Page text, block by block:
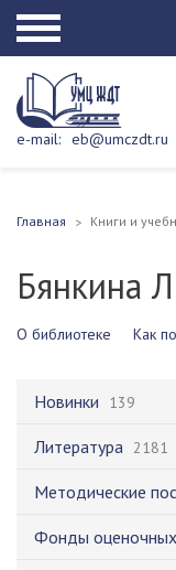
e-mail: eb@umczdt.ru
Главная Книги и
Бянкина
О библиотеке Как
Новинки 139
Литература 2181
Методические
Фонды